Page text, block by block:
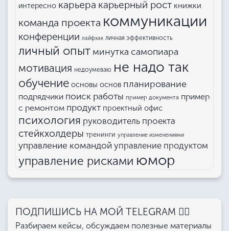
интересно карьера карьерный рост книжки
команда проекта коммуникации
конференции лайфхак личная эффективность
личный опыт минутка самопиара
мотивация недоумеваю не надо так
обучение основы основ планирование
подрядчики поиск работы пример документа пример
с ремонтом продукт проектный офис
психология руководитель проекта
стейкхолдеры тренинги управление изменениями
управление командой управление продуктом
управление рисками юмор
ПОДПИШИСЬ НА МОЙ TELEGRAM 👉🏻
Разбираем кейсы, обсуждаем полезные материалы